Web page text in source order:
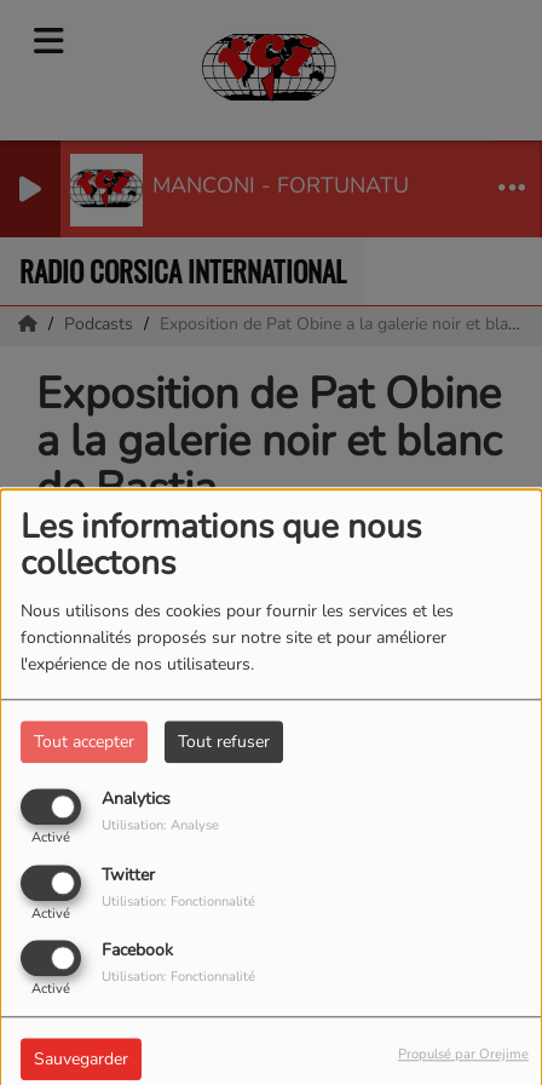
Les informations que nous
collectons
Nous utilisons des cookies pour fournir les services et les
fonctionnalités proposés sur notre site et pour améliorer
l'expérience de nos utilisateurs.
Tout accepter Tout refuser
Analytics
Activé
Utilisation: Analyse
Twitter
Activé
Utilisation: Fonctionnalité
Facebook
Activé
Utilisation: Fonctionnalité
Sauvegarder Propulsé par Orejime
MANCONI - FORTUNATU
RADIO CORSICA INTERNATIONAL
Podcasts Exposition de Pat Obine a la galerie noir et blanc de Bastia
Exposition de Pat Obine
a la galerie noir et blanc
de Bastia
07 JUILLET 2023 -
977
VUES